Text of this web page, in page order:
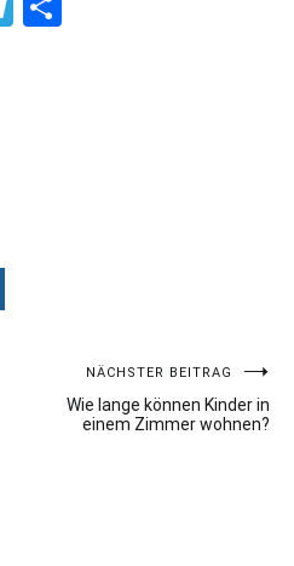
NÄCHSTER BEITRAG
Wie lange können Kinder in
einem Zimmer wohnen?